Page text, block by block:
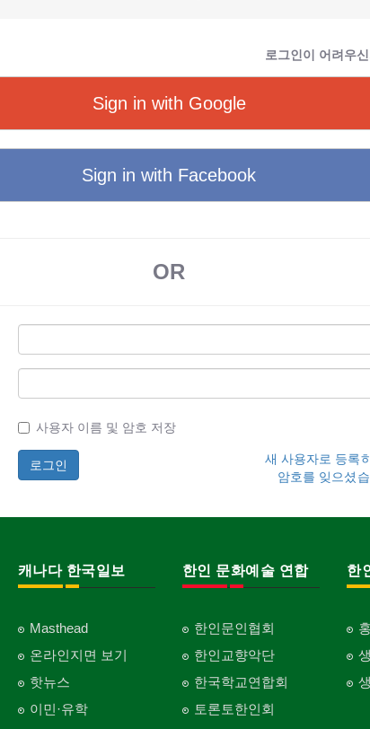
로그인이 어려우
Sign in with Google
Sign in with Facebook
OR
사용자 이름 및 암호 저장
새 사용자로 등록
암호를 잊으셨
캐나다 한국일보
Masthead
온라인지면 보기
핫뉴스
이민·유학
한인 문화예술 연합
한인문인협회
한인교향악단
한국학교연합회
토론토한인회
한